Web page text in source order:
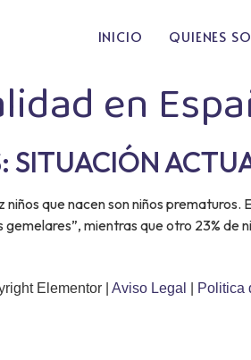
INICIO QUIENES
en
SITUACIÓN
que nacen son niños
mientras que otro 23%
Elementor | Aviso Legal Politica